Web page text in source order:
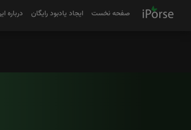
صفحه نخست ایجاد یادبود رایگان درباره